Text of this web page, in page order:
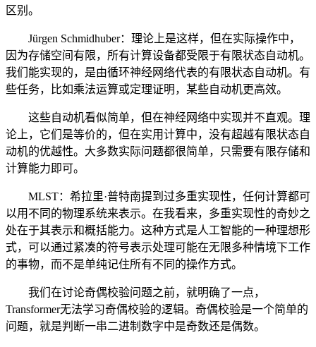
区别。
Jürgen Schmidhuber：理论上是这样，但在实际操作中，
因为存储空间有限，所有计算设备都受限于有限状态自动机。
我们能实现的，是由循环神经网络代表的有限状态自动机。有
些任务，比如乘法运算或定理证明，某些自动机更高效。
这些自动机看似简单，但在神经网络中实现并不直观。理
论上，它们是等价的，但在实用计算中，没有超越有限状态自
动机的优越性。大多数实际问题都很简单，只需要有限存储和
计算能力即可。
MLST：希拉里·普特南提到过多重实现性，任何计算都可
以用不同的物理系统来表示。在我看来，多重实现性的奇妙之
处在于其表示和概括能力。这种方式是人工智能的一种理想形
式，可以通过紧凑的符号表示处理可能在无限多种情境下工作
的事物，而不是单纯记住所有不同的操作方式。
我们在讨论奇偶校验问题之前，就明确了一点，
Transformer无法学习奇偶校验的逻辑。奇偶校验是一个简单的
问题，就是判断一串二进制数字中是奇数还是偶数。